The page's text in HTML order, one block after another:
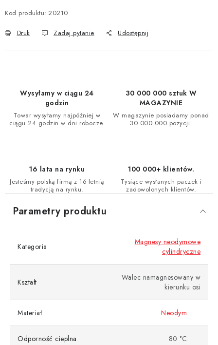
Kod produktu: 20210
Druk Zadaj pytanie Udostępnij
Wysyłamy w ciągu 24
godzin
Towar wysyłamy najpóźniej w
ciągu 24 godzin w dni robocze.
30 000 000 sztuk W
MAGAZYNIE
W magazynie posiadamy ponad
30 000 000 pozycji.
16 lata na rynku
Jesteśmy polską firmą z 16-letnią
tradycją na rynku.
100 000+ klientów.
Tysiące wysłanych paczek i
zadowolonych klientów.
Parametry produktu
Kategoria
Magnesy neodymowe
cylindryczne
Kształt
Walec namagnesowany w
kierunku osi
Materiał Neodym
Odporność cieplna 80 °C